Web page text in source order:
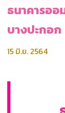
ธนาคารอ
บางปะกอก
15 มิ.ย. 2564